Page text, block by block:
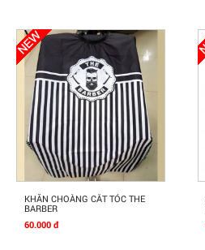
Mua Ngay
KHĂN CHOÀNG CẮT TÓC THE
BARBER
60.000 đ